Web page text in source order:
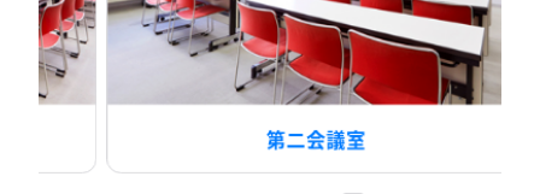
第二会議室